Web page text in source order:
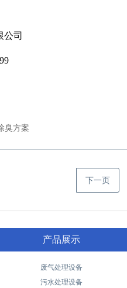
公司
臭方案
下一页
产品展示
废气处理设备
污水处理设备